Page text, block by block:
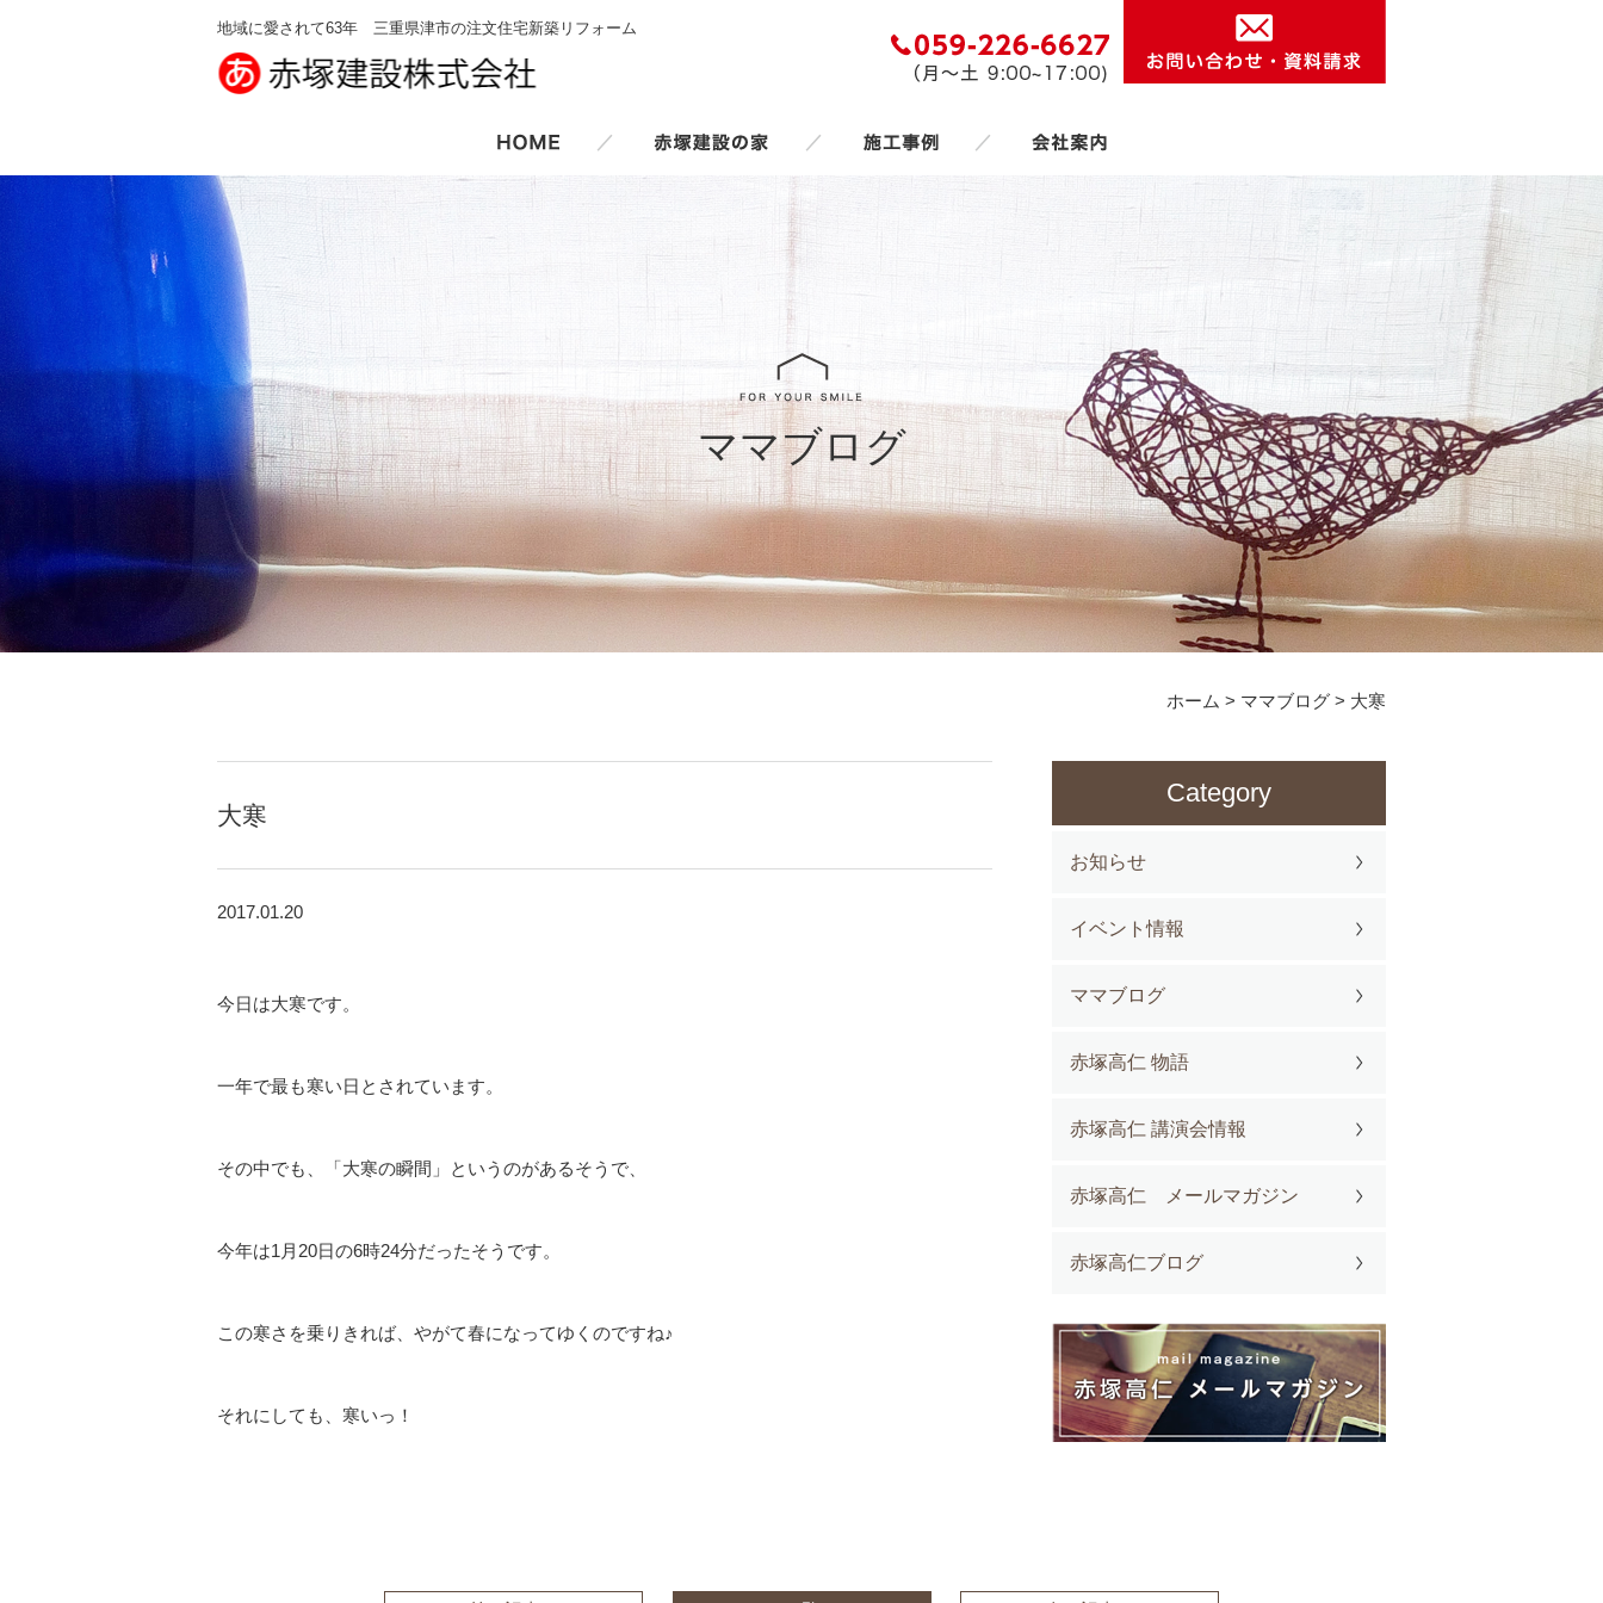
地域に愛されて63年 三重県津市の注文住宅新築リフォーム
／ ／ ／
ママブログ
ホーム > ママブログ > 大寒
大寒
2017.01.20
今日は大寒です。
一年で最も寒い日とされています。
その中でも、「大寒の瞬間」というのがあるそうで、
今年は1月20日の6時24分だったそうです。
この寒さを乗りきれば、やがて春になってゆくのですね♪
それにしても、寒いっ！
Category
お知らせ
イベント情報
ママブログ
赤塚高仁 物語
赤塚高仁 講演会情報
赤塚高仁 メールマガジン
赤塚高仁ブログ